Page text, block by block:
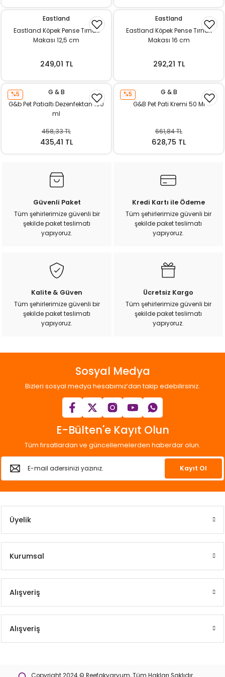
Eastland
Eastland Köpek Pense Tırnak
Makası 12,5 cm
249,01 TL
Eastland
Eastland Köpek Pense Tırnak
Makası 16 cm
292,21 TL
%5
G & B
G&b Pet Patialtı Dezenfektan 150
ml
458,33 TL
435,41 TL
%5
G & B
G&B Pet Pati Kremi 50 Ml
661,84 TL
628,75 TL
Güvenli Paket
Tüm şehirlerimize güvenli bir
şekilde paket teslimatı
yapıyoruz.
Kredi Kartı ile Ödeme
Tüm şehirlerimize güvenli bir
şekilde paket teslimatı
yapıyoruz.
Kalite & Güven
Tüm şehirlerimize güvenli bir
şekilde paket teslimatı
yapıyoruz.
Ücretsiz Kargo
Tüm şehirlerimize güvenli bir
şekilde paket teslimatı
yapıyoruz.
Sosyal Medya
Bizleri sosyal medya hesabımız’dan takip edebilirsiniz.
E-Bülten'e Kayıt Olun
Tüm fırsatlardan ve güncellemelerden haberdar olun.
Kayıt Ol
Üyelik
Kurumsal
Alışveriş
Alışveriş